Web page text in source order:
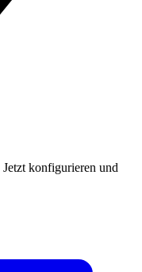
konfigurieren und